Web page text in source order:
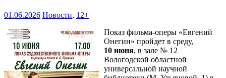
01.06.2026 Новости, 12+
Показ фильма-оперы «Евгений
Онегин» пройдет в среду,
10 июня, в зале № 12
Вологодской областной
универсальной научной